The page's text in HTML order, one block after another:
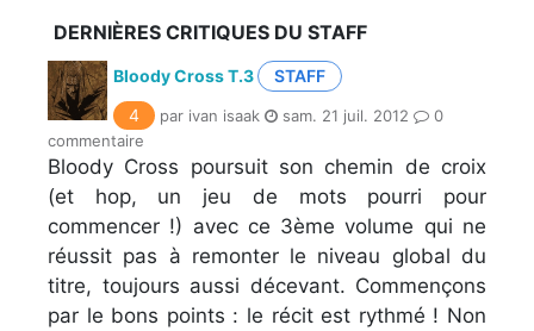
DERNIÈRES CRITIQUES DU STAFF
Bloody Cross T.3
STAFF
4
par ivan isaak sam. 21 juil. 2012
0
commentaire
Bloody Cross poursuit son chemin de croix
(et hop, un jeu de mots pourri pour
commencer !) avec ce 3ème volume qui ne
réussit pas à remonter le niveau global du
titre, toujours aussi décevant. Commençons
par le bons points : le récit est rythmé ! Non